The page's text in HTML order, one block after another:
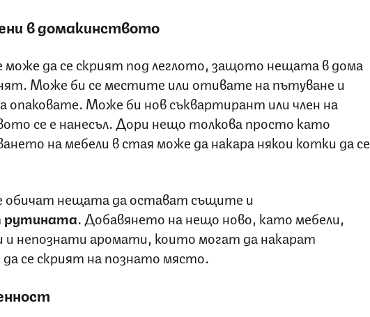
в домакинството
да се скрият под леглото, защото нещата в дома
Може би се местите или отивате на пътуване и
опаковате. Може би нов съквартирант или член на
се е нанесъл. Дори нещо толкова просто като
на мебели в стая може да накара някои котки да се
нещата да остават същите и
рутината. Добавянето на нещо ново, като мебели,
и непознати аромати, които могат да накарат
се скрият на познато място.